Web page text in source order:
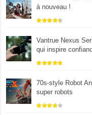
à nouveau !
Vantrue Nexus
qui inspire
70s-style Robot
super robots